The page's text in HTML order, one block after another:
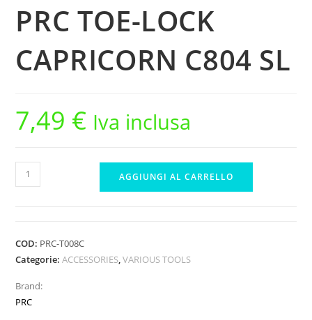
PRC TOE-LOCK
CAPRICORN C804 SL
7,49 € Iva inclusa
PRC
TOE-
C804
SL
AGGIUNGI AL CARRELLO
COD: PRC-T008C
Categorie:ACCESSORIES,VARIOUS TOOLS
Brand:
PRC